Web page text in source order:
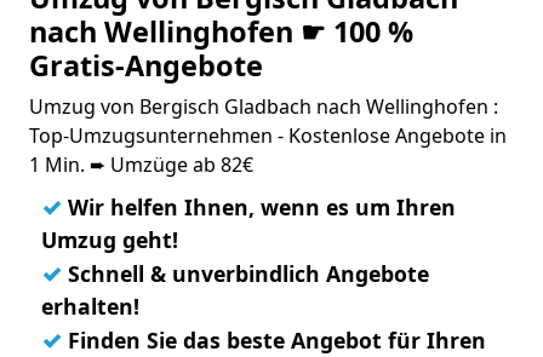
nach Wellinghofen ☛ 100 %
Gratis-Angebote
Umzug von Bergisch Gladbach nach Wellinghofen :
Top-Umzugsunternehmen - Kostenlose Angebote in
1 Min. ➨ Umzüge ab 82€
✓ Wir helfen Ihnen, wenn es um Ihren
Umzug geht!
✓ Schnell & unverbindlich Angebote
erhalten!
✓ Finden Sie das beste Angebot für Ihren